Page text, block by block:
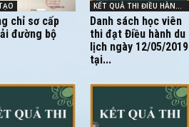
chỉ sơ cấp
đường bộ
KẾT QUẢ THI ĐIỀU HÀNH - HDV
Danh sách học viên
thi đạt Điều hành du
lịch ngày 12/05/2019
tại...